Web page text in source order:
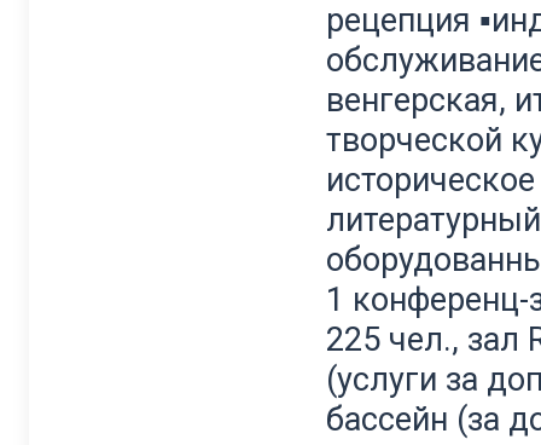
рецепция
венгерская,
творческой
1
225 чел., зал
(услуги за
бассейн (за